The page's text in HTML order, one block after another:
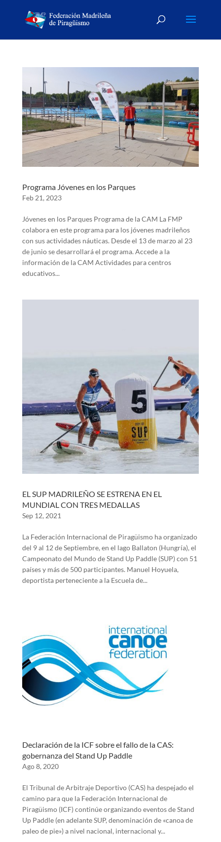
Programa Jóvenes en los Parques
Feb 21, 2023
Jóvenes en los Parques Programa de la CAM La FMP
colabora en este programa para los jóvenes madrileños
con sus actividades náuticas. Desde el 13 de marzo al 23
de junio se desarrollará el programa. Accede a la
información de la CAM Actividades para centros
educativos...
EL SUP MADRILEÑO SE ESTRENA EN EL
MUNDIAL CON TRES MEDALLAS
Sep 12, 2021
La Federación Internacional de Piragüismo ha organizado
del 9 al 12 de Septiembre, en el lago Ballaton (Hungría), el
Campeonato del Mundo de Stand Up Paddle (SUP) con 51
países y más de 500 participantes. Manuel Hoyuela,
deportista perteneciente a la Escuela de...
Declaración de la ICF sobre el fallo de la CAS:
gobernanza del Stand Up Paddle
Ago 8, 2020
El Tribunal de Arbitraje Deportivo (CAS) ha despejado el
camino para que la Federación Internacional de
Piragüismo (ICF) continúe organizando eventos de Stand
Up Paddle (en adelante SUP, denominación de «canoa de
paleo de pie») a nivel nacional, internacional y...